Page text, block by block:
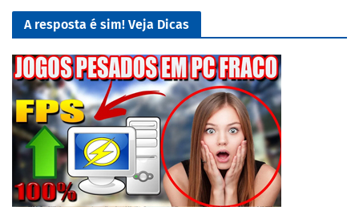
A resposta é sim! Veja Dicas